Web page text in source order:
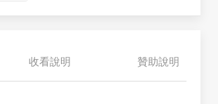
收看說明 贊助說明